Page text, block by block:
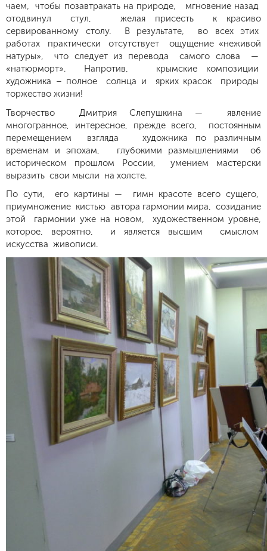
чаем, чтобы позавтракать на природе, мгновение назад
отодвинул стул, желая присесть к красиво
сервированному столу. В результате, во всех этих
работах практически отсутствует ощущение «неживой
натуры», что следует из перевода самого слова —
«натюрморт». Напротив, крымские композиции
художника – полное солнца и ярких красок природы
торжество жизни!
Творчество Дмитрия Слепушкина — явление
многогранное, интересное, прежде всего, постоянным
перемещением взгляда художника по различным
временам и эпохам, глубокими размышлениями об
историческом прошлом России, умением мастерски
выразить свои мысли на холсте.
По сути, его картины — гимн красоте всего сущего,
приумножение кистью автора гармонии мира, созидание
этой гармонии уже на новом, художественном уровне,
которое, вероятно, и является высшим смыслом
искусства живописи.